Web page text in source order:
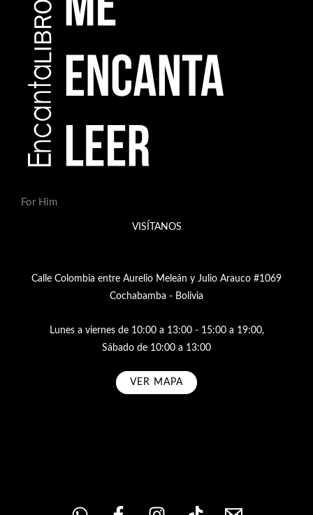
For Him
VISÍTANOS
Calle Colombia entre Aurelio Meleán y Julio Arauco #1069
Cochabamba - Bolivia
Lunes a viernes de 10:00 a 13:00 - 15:00 a 19:00,
Sábado de 10:00 a 13:00
VER MAPA